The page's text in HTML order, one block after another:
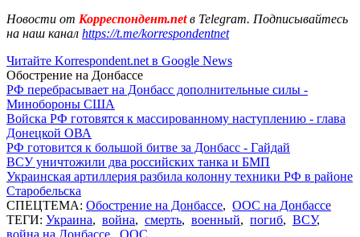
Новости от Корреспондент.netв Telegram. Подписывайтесь
на наш канал https://t.me/korrespondentnet
Читайте Korrespondent.net в Google News
Обострение на Донбассе
РФ перебрасывает на Донбасс дополнительные силы -
Минобороны США
Войска РФ готовятся к массированному наступлению - глава
Донецкой ОВА
РФ готовится к большой битве за Донбасс - Гайдай
ВСУ уничтожили два российских танка и БМП
Украинская артиллерия разбила колонну техники РФ в районе
Старобельска
СПЕЦТЕМА: Обострение на Донбассе, ООС на Донбассе
ТЕГИ: Украина, война, смерть, военный, погиб, ВСУ,
война на Донбассе, ООС